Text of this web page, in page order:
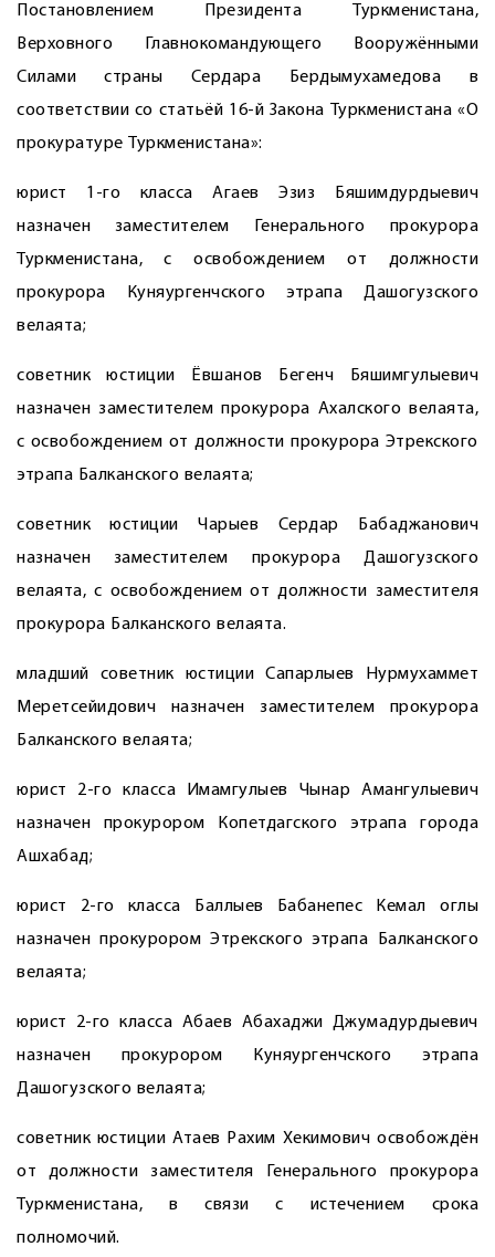
Постановлением Президента Туркменистана,
Верховного Главнокомандующего Вооружёнными
Силами страны Сердара Бердымухамедова в
соответствии со статьёй 16-й Закона Туркменистана «О
прокуратуре Туркменистана»:
юрист 1-го класса Агаев Эзиз Бяшимдурдыевич
назначен заместителем Генерального прокурора
Туркменистана, с освобождением от должности
прокурора Куняургенчского этрапа Дашогузского
велаята;
советник юстиции Ёвшанов Бегенч Бяшимгулыевич
назначен заместителем прокурора Ахалского велаята,
с освобождением от должности прокурора Этрекского
этрапа Балканского велаята;
советник юстиции Чарыев Сердар Бабаджанович
назначен заместителем прокурора Дашогузского
велаята, с освобождением от должности заместителя
прокурора Балканского велаята.
младший советник юстиции Сапарлыев Нурмухаммет
Меретсейидович назначен заместителем прокурора
Балканского велаята;
юрист 2-го класса Имамгулыев Чынар Амангулыевич
назначен прокурором Копетдагского этрапа города
Ашхабад;
юрист 2-го класса Баллыев Бабанепес Кемал оглы
назначен прокурором Этрекского этрапа Балканского
велаята;
юрист 2-го класса Абаев Абахаджи Джумадурдыевич
назначен прокурором Куняургенчского этрапа
Дашогузского велаята;
советник юстиции Атаев Рахим Хекимович освобождён
от должности заместителя Генерального прокурора
Туркменистана, в связи с истечением срока
полномочий.